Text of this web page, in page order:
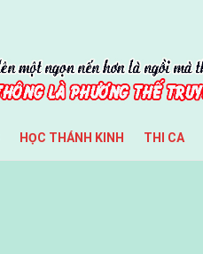
HỌC THÁNH KINH THI CA